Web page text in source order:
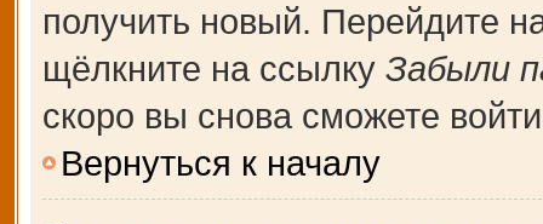
получить новый. Перейдите
щёлкните на ссылку Забыли
скоро вы снова сможете
Вернуться к началу